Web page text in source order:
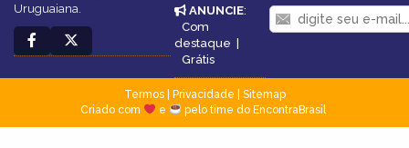
Uruguaiana.
ANUNCIE:
Com
destaque |
Grátis
Termos| Privacidade
Sitemap
Criado com
e pelo time do EncontraBrasil